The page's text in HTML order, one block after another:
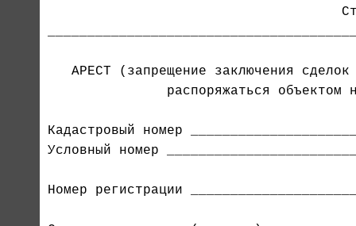
распоряжаться объектом
Кадастровый номер
Условный номер
Номер регистрации